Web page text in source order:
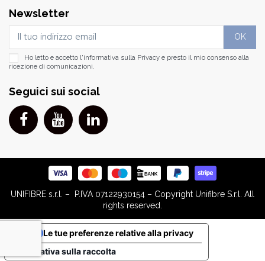
Newsletter
Ho letto e accetto l'informativa sulla Privacy e presto il mio consenso alla
ricezione di comunicazioni.
Seguici sui social
UNIFIBRE s.r.l. – P.IVA 07122930154 – Copyright Unifibre S.r.l. All
rights reserved.
Informativa sulla raccolta
Le tue preferenze relative alla privacy